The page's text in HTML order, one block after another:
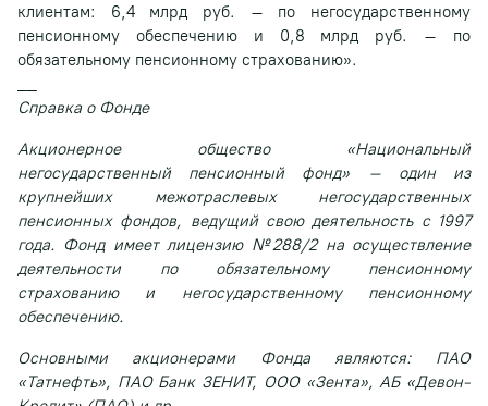
клиентам: 6,4 млрд руб. – по негосударственному
пенсионному обеспечению и 0,8 млрд руб. – по
обязательному пенсионному страхованию».
Справка о Фонде
Акционерное общество «Национальный
негосударственный пенсионный фонд» – один из
крупнейших межотраслевых негосударственных
пенсионных фондов, ведущий свою деятельность с 1997
года. Фонд имеет лицензию №288/2 на осуществление
деятельности по обязательному пенсионному
страхованию и негосударственному пенсионному
обеспечению.
Основными акционерами Фонда являются: ПАО
«Татнефть», ПАО Банк ЗЕНИТ, ООО «Зента», АБ «Девон-